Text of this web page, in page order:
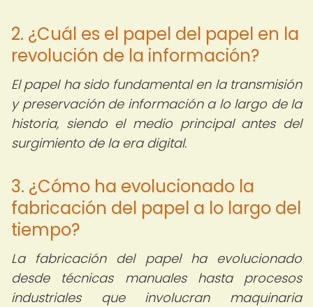
2. ¿Cuál es el papel del papel en la
revolución de la información?
El papel ha sido fundamental en la transmisión
y preservación de información a lo largo de la
historia, siendo el medio principal antes del
surgimiento de la era digital.
3. ¿Cómo ha evolucionado la
fabricación del papel a lo largo del
tiempo?
La fabricación del papel ha evolucionado
desde técnicas manuales hasta procesos
industriales que involucran maquinaria